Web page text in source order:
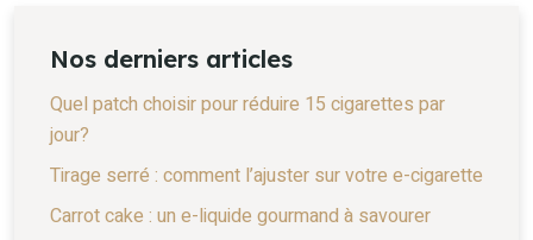
Nos derniers articles
Quel patch choisir pour réduire 15 cigarettes par
jour?
Tirage serré : comment l’ajuster sur votre e-cigarette
Carrot cake : un e-liquide gourmand à savourer